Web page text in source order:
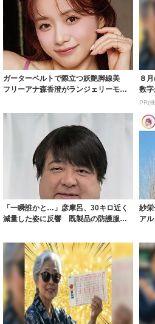
ガーターベルトで際立つ妖艶脚線美
フリーアナ森香澄がランジェリーモデ
８
数
PR(
「一瞬誰かと…」彦摩呂、30キロ近く
減量した姿に反響 既製品の防護服が
紗
ア